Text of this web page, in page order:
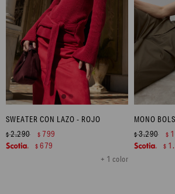
SWEATER CON LAZO - ROJO
+ 1 color
$2.290 $ 799
$ 679
$3.290 $
$